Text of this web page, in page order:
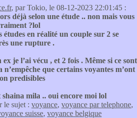
, par Tokio, le 08-12-2023 22:01:45 :
déjà selon une étude .. non mais vous
?lol
études en réalité un couple sur 2 se
une rupture .
je l’ai vécu , et 2 fois . Même si ce sont
n’empêche que certains voyantes m’ont
predisibles
shaina mila .. oui encore moi lol
le sujet : voyance, voyance par telephone,
suisse, voyance belgique